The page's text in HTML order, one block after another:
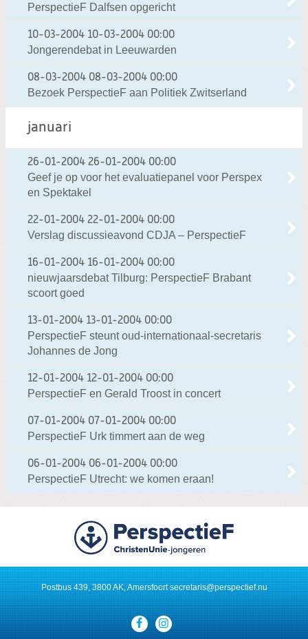
PerspectieF Dalfsen opgericht
10-03-2004 10-03-2004 00:00
Jongerendebat in Leeuwarden
08-03-2004 08-03-2004 00:00
Bezoek PerspectieF aan Politiek Zwitserland
januari
26-01-2004 26-01-2004 00:00
Geef je op voor het evaluatiepanel voor Perspex
en Spektakel
22-01-2004 22-01-2004 00:00
Verslag discussieavond CDJA – PerspectieF
16-01-2004 16-01-2004 00:00
nieuwjaarsdebat Tilburg: PerspectieF Brabant
scoort goed
13-01-2004 13-01-2004 00:00
PerspectieF steunt oud-internationaal-secretaris
Johannes de Jong
12-01-2004 12-01-2004 00:00
PerspectieF en Gerald Troost in concert
07-01-2004 07-01-2004 00:00
PerspectieF Urk timmert aan de weg
06-01-2004 06-01-2004 00:00
PerspectieF Utrecht: we komen eraan!
Postbus 439, 3800 AK, Amersfoortsecretaris@perspectief.nu